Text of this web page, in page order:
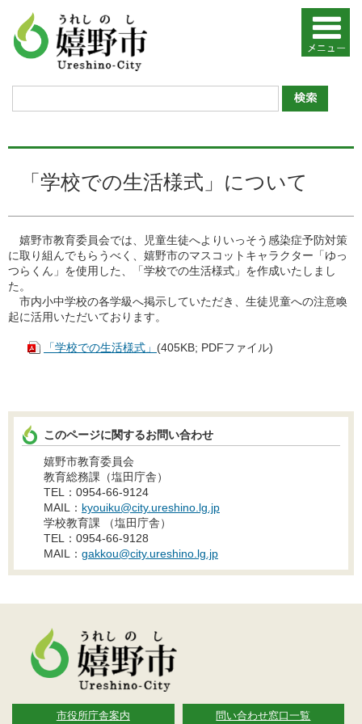
「学校での生活様式」について
嬉野市教育委員会では、児童生徒へよりいっそう感染症予防対策
に取り組んでもらうべく、嬉野市のマスコットキャラクター「ゆっ
つらくん」を使用した、「学校での生活様式」を作成いたしまし
た。
市内小中学校の各学級へ掲示していただき、生徒児童への注意喚
起に活用いただいております。
「学校での生活様式」 (405KB; PDFファイル)
このページに関するお問い合わせ
嬉野市教育委員会
教育総務課（塩田庁舎）
TEL：0954-66-9124
MAIL： kyouiku@city.ureshino.lg.jp
学校教育課 （塩田庁舎）
TEL：0954-66-9128
MAIL： gakkou@city.ureshino.lg.jp
市役所庁舎案内 問い合わせ窓口一覧